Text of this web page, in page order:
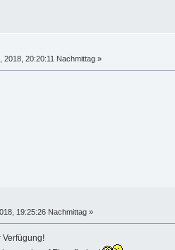
2018, 20:20:11 Nachmittag »
19:25:26 Nachmittag »
Verfügung!